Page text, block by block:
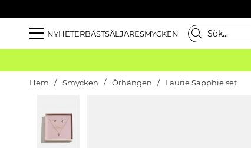
NYHETERBÄSTSÄLJARESMYCKEN
Hem Smycken Örhängen Laurie Sapphie set